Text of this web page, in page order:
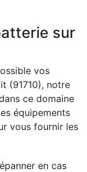
sur
vos
(91710), notre
ce domaine
équipements
vous fournir les
en cas